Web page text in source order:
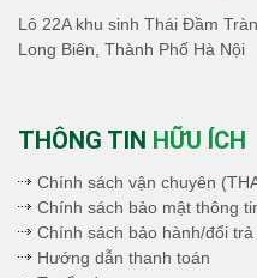
Lô 22A khu sinh Thái Đầm
Long Biên, Thành Phố Hà Nội
THÔNG TIN HỮU ÍCH
Chính sách vận chuyên
Chính sách bảo mật thông
Chính sách bảo hành/đổi trả
Hướng dẫn thanh toán